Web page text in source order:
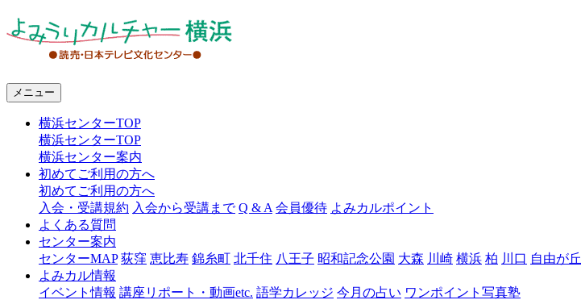
ャ
横
浜
メニュー
横浜センターTOP
横浜センターTOP
横浜センター案内
初めてご利用の方へ
初めてご利用の方へ
入会・受講規約 入会から受講まで Q & A 会員優待 よみカルポイント
よくある質問
センター案内
センターMAP 荻窪 恵比寿 錦糸町 北千住 八王子 昭和記念公園 大森 川崎 横浜 柏 川口 自由が丘
よみカル情報
イベント情報 講座リポート・動画etc. 語学カレッジ 今月の占い ワンポイント写真塾